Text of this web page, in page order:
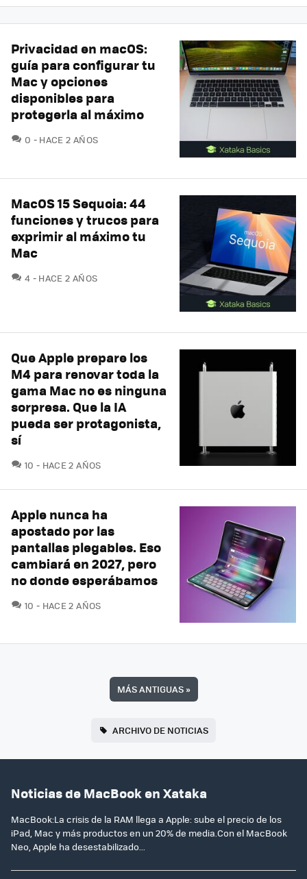
Privacidad en macOS:
guía para configurar tu
Mac y opciones
disponibles para
protegerla al máximo
0 COMENTARIOS
HACE 2 AÑOS
MacOS 15 Sequoia: 44
funciones y trucos para
exprimir al máximo tu
Mac
4 COMENTARIOS
HACE 2 AÑOS
Que Apple prepare los
M4 para renovar toda la
gama Mac no es ninguna
sorpresa. Que la IA
pueda ser protagonista,
sí
10 COMENTARIOS
HACE 2 AÑOS
Apple nunca ha
apostado por las
pantallas plegables. Eso
cambiará en 2027, pero
no donde esperábamos
10 COMENTARIOS
HACE 2 AÑOS
MÁS ANTIGUAS»
ARCHIVO DE NOTICIAS
Noticias de MacBook en Xataka
MacBook:La crisis de la RAM llega a Apple: sube el precio de los
iPad, Mac y más productos en un 20% de media.Con el MacBook
Neo, Apple ha desestabilizado...